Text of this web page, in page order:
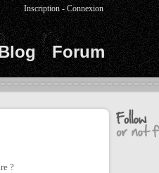
Forum
Inscription -Connexion
?